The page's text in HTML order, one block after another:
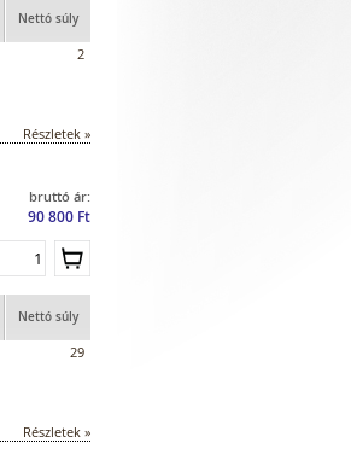
Nettó súly
2
Részletek »
bruttó ár:
90 800 Ft
Nettó súly
29
Részletek »